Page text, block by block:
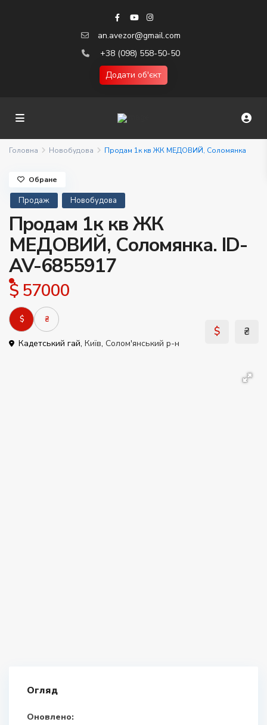
an.avezor@gmail.com
+38 (098) 558-50-50
Додати об'єкт
Головна Новобудова Продам 1к кв ЖК МЕДОВИЙ, Соломянка
Продаж Новобудова
Продам 1к кв ЖК
МЕДОВИЙ, Соломянка. ID-
AV-6855917
$ 57000
$ ₴
Кадетський гай, Київ, Солом'янський р-н
Обране
Огляд
Оновлено:
$ ₴